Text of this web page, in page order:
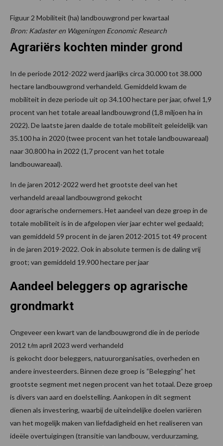
Figuur 2 Mobiliteit (ha) landbouwgrond per kwartaal
Bron: Kadaster en Wageningen Economic Research
Agrariërs kochten minder grond
In de periode 2012-2022 werd jaarlijks circa 30.000 tot 38.000
hectare landbouwgrond verhandeld. Gemiddeld kwam de
mobiliteit in deze periode uit op 34.100 hectare per jaar, ofwel 1,9
procent van het totale areaal landbouwgrond (1,8 miljoen ha in
2022). De laatste jaren daalde de totale mobiliteit geleidelijk van
35.100 ha in 2020 (twee procent van het totale landbouwareaal)
naar 30.800 ha in 2022 (1,7 procent van het totale
landbouwareaal).
In de jaren 2012-2022 werd het grootste deel van het
verhandeld areaal landbouwgrond gekocht
door agrarische ondernemers. Het aandeel van deze groep in de
totale mobiliteit is in de afgelopen vier jaar echter wel gedaald;
van gemiddeld 59 procent in de jaren 2012-2015 tot 49 procent
in de jaren 2019-2022. Ook in absolute termen is de daling vrij
groot; van gemiddeld 19.900 hectare per jaar
Aandeel beleggers op agrarische
grondmarkt
Ongeveer een kwart van de landbouwgrond die in de periode
2012 t/m april 2023 werd verhandeld
is gekocht door beleggers, natuurorganisaties, overheden en
andere investeerders. Binnen deze groep is “Belegging” het
grootste segment met negen procent van het totaal. Deze groep
is divers van aard en doelstelling. Aankopen in dit segment
dienen als investering, waarbij de uiteindelijke doelen variëren
van het mogelijk maken van liefdadigheid en het realiseren van
ideële overtuigingen (transitie van landbouw, verduurzaming,